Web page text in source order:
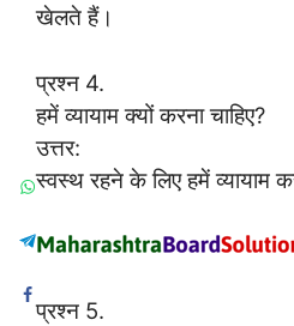
खेलते हैं।
प्रश्न 4.
हमें व्यायाम क्यों करना चाहिए?
उत्तर:
स्वस्थ रहने के लिए हमें व्यायाम
प्रश्न 5.